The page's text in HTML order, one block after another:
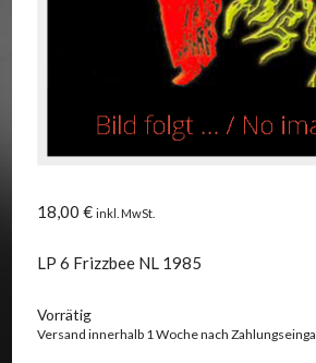
18,00 € inkl. MwSt.
LP 6 Frizzbee NL 1985
Vorrätig
Versand innerhalb 1 Woche nach